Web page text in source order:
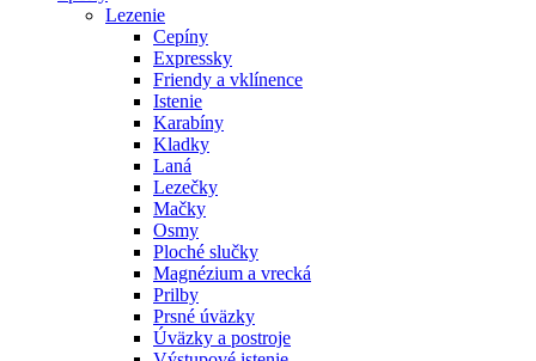
Lezenie
Cepíny
Expressky
Friendy a vklínence
Istenie
Karabíny
Kladky
Laná
Lezečky
Mačky
Osmy
Ploché slučky
Magnézium a vrecká
Prilby
Prsné úväzky
Úväzky a postroje